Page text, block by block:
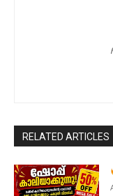
RELATED ARTICLES